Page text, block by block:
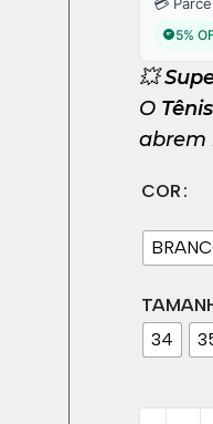
5%
💥
O
abrem
COR
34